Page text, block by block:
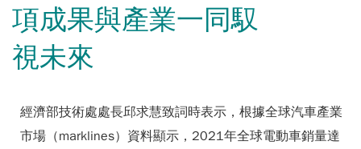
項成果與產業一同馭
視未來
經濟部技術處處長邱求慧致詞時表示，根據全球汽車產業
市場（marklines）資料顯示，2021年全球電動車銷量達